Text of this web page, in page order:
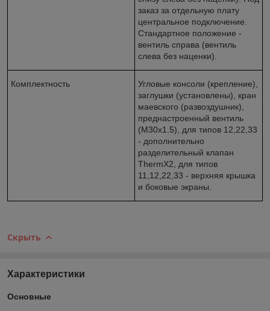
заказ за отдельную плату
центральное подключение.
Стандартное положение -
вентиль справа (вентиль
слева без наценки).
Комплектность
Угловые консоли (крепление),
заглушки (установлены), кран
маевского (развоздушник),
преднастроенный вентиль
(M30x1.5), для типов 12,22,33
- дополнительно
разделительный клапан
ThermX2, для типов
11,12,22,33 - верхняя крышка
и боковые экраны.
Скрыть
Характеристики
Основные